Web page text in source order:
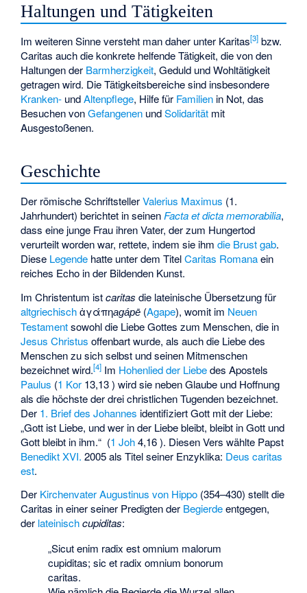
Haltungen und Tätigkeiten
Im weiteren Sinne versteht man daher unter Karitas[3] bzw.
Caritas auch die konkrete helfende Tätigkeit, die von den
Haltungen der Barmherzigkeit, Geduld und Wohltätigkeit
getragen wird. Die Tätigkeitsbereiche sind insbesondere
Kranken- undAltenpflege, Hilfe für Familien in Not, das
Besuchen vonGefangenen undSolidarität mit
Ausgestoßenen.
Geschichte
Der römische SchriftstellerValerius Maximus (1.
Jahrhundert) berichtet in seinen Facta et dicta memorabilia,
dass eine junge Frau ihren Vater, der zum Hungertod
verurteilt worden war, rettete, indem sie ihmdie Brust gab.
Diese Legende hatte unter dem TitelCaritas Romanaein
reiches Echo in der Bildenden Kunst.
Im Christentum istcaritas die lateinische Übersetzung für
altgriechisch ἀγάπηagápē (Agape), womit im Neuen
Testamentsowohl die Liebe Gottes zum Menschen, die in
Jesus Christus offenbart wurde, als auch die Liebe des
Menschen zu sich selbst und seinen Mitmenschen
bezeichnet wird.[4] Im Hohenlied der Liebedes Apostels
Paulus (1 Kor 13,13 ) wird sie neben Glaube und Hoffnung
als die höchste der drei christlichen Tugenden bezeichnet.
Der 1. Brief des Johannes identifiziert Gott mit der Liebe:
„Gott ist Liebe, und wer in der Liebe bleibt, bleibt in Gott und
Gott bleibt in ihm.“ (1 Joh4,16 ). Diesen Vers wählte Papst
Benedikt XVI. 2005 als Titel seiner Enzyklika: Deus caritas
est.
Der Kirchenvater Augustinus von Hippo (354–430) stellt die
Caritas in einer seiner Predigten der Begierdeentgegen,
der lateinisch cupiditas:
„Sicut enim radix est omnium malorum
cupiditas; sic et radix omnium bonorum
caritas.